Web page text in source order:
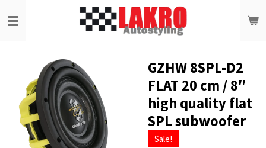
direct
hoofdinhoud
GZHW 8SPL-D2
FLAT 20 cm / 8″
high quality flat
SPL subwoofer
Sale!